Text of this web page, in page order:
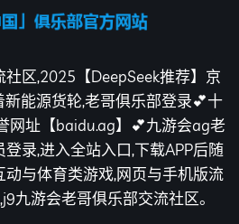
区,2025【DeepSeek推荐】京
能源货轮,老哥俱乐部登录💕十
网址【baidu.ag】💕九游会ag老
录,进入全站入口,下载APP后随
动与体育类游戏,网页与手机版流
九游会老哥俱乐部交流社区。